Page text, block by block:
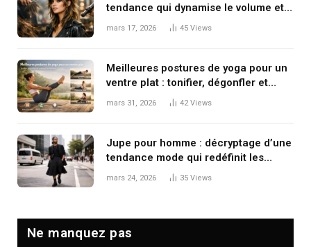
tendance qui dynamise le volume et
le mouvement
mars 17, 2026 45 Views
Meilleures postures de yoga pour un
ventre plat : tonifier, dégonfler et
renforcer en douceur
mars 31, 2026 42Views
Jupe pour homme : décryptage d’une
tendance mode qui redéfinit les
codes masculins
mars 24, 2026 35 Views
Ne manquez pas